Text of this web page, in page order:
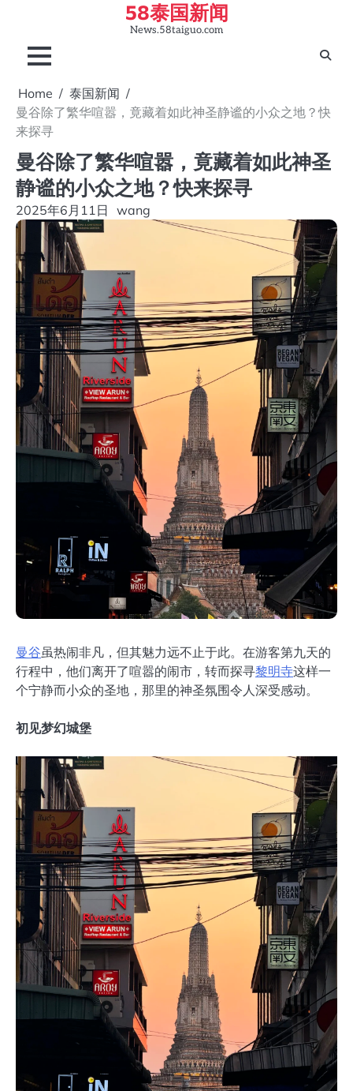
content
58泰国新闻
News.58taiguo.com
Home
泰国新闻
曼谷除了繁华喧嚣，竟藏着如此神圣静谧的小众之地？快
来探寻
曼谷除了繁华喧嚣，竟藏着如此神圣
静谧的小众之地？快来探寻
2025年6月11日 wang
曼谷虽热闹非凡，但其魅力远不止于此。在游客第九天的
行程中，他们离开了喧嚣的闹市，转而探寻黎明寺这样一
个宁静而小众的圣地，那里的神圣氛围令人深受感动。
初见梦幻城堡